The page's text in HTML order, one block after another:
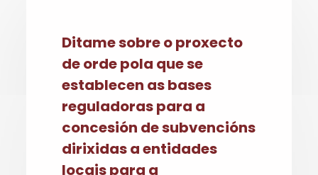
Ditame sobre o proxecto
de orde pola que se
establecen as bases
reguladoras para a
concesión de subvencións
dirixidas a entidades
locais para a